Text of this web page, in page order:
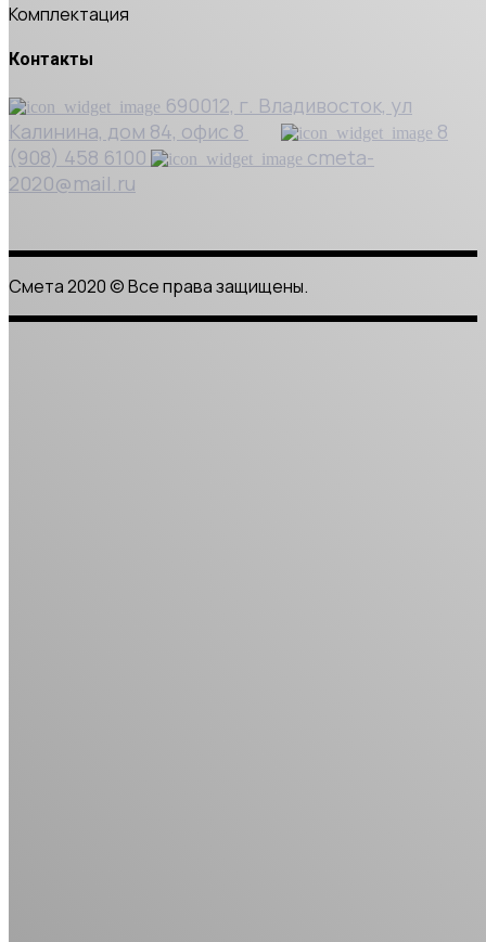
Комплектация
Контакты
690012, г. Владивосток, ул
Калинина, дом 84, офис 8
8
(908) 458 6100
cmeta-
2020@mail.ru
Смета 2020 © Все права защищены.